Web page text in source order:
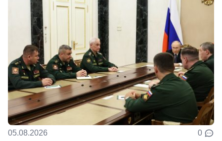
05.08.2026 0